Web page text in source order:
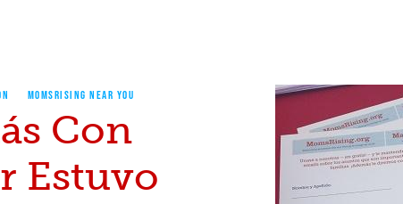
MOMSRISING NEAR YOU
Con
Estuvo